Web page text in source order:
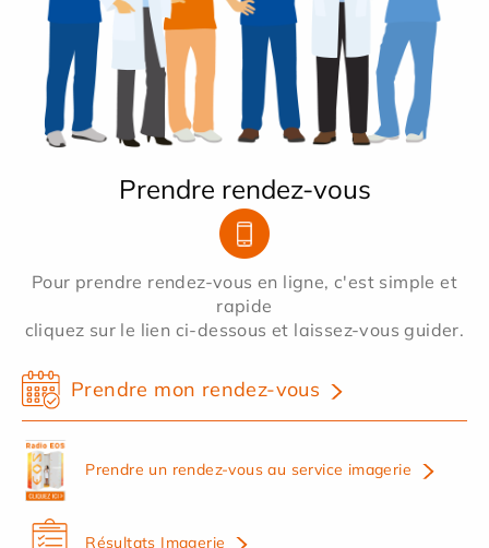
Prendre rendez-vous
Pour prendre rendez-vous en ligne, c'est simple et
rapide
cliquez sur le lien ci-dessous et laissez-vous guider.
Prendre mon rendez-vous
Prendre un rendez-vous au service imagerie
Résultats Imagerie